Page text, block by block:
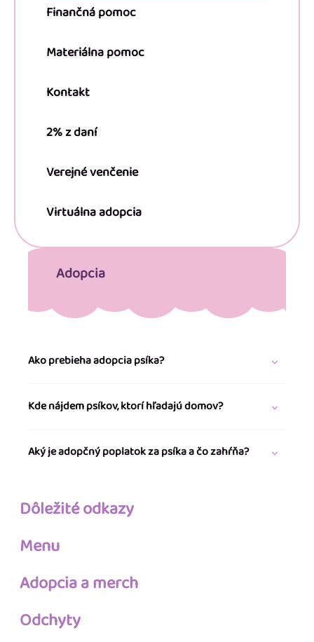
Finančná pomoc
Materiálna pomoc
Kontakt
2% z daní
Verejné venčenie
Virtuálna adopcia
Adopcia
Ako prebieha adopcia psíka?
Kde nájdem psíkov, ktorí hľadajú domov?
Aký je adopčný poplatok za psíka a čo zahŕňa?
Dôležité odkazy
Menu
Adopcia a merch
Odchyty